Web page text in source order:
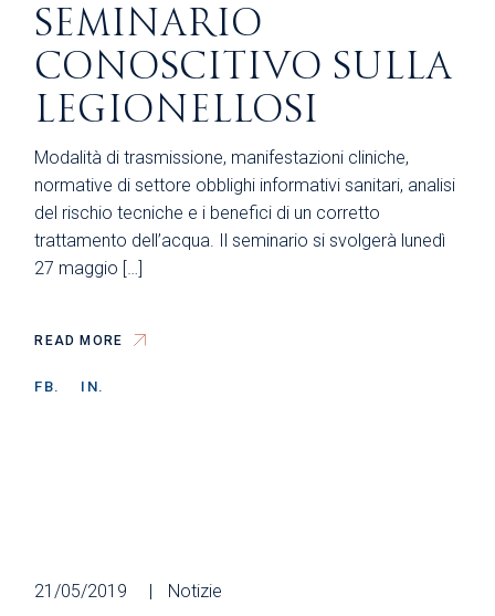
SEMINARIO
CONOSCITIVO SULLA
LEGIONELLOSI
Modalità di trasmissione, manifestazioni cliniche,
normative di settore obblighi informativi sanitari, analisi
del rischio tecniche e i benefici di un corretto
trattamento dell’acqua. Il seminario si svolgerà lunedì
27 maggio […]
READ MORE
FB. IN.
21/05/2019 Notizie